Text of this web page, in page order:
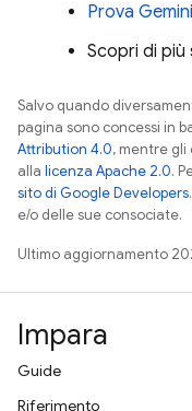
Prova
Scopri di più
Salvo quando
pagina sono concessi in
Attribution 4.0, mentre gli
alla licenza Apache 2.0.
sito di Google Developers
e/o delle sue consociate.
Ultimo aggiornamento
Impara
Guide
Riferimento